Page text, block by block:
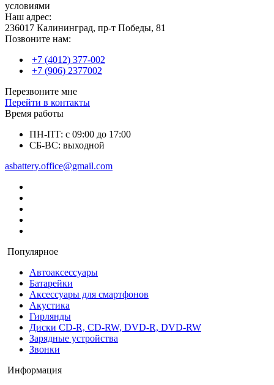
условиями
Наш адрес:
236017 Калининград,​ пр-т Победы, 81
Позвоните нам:
+7 (4012) 377-002
+7 (906) 2377002
Перезвоните мне
Перейти в контакты
Время работы
ПН-ПТ: с 09:00 до 17:00
СБ-ВС: выходной
asbattery.office@gmail.com
Популярное
Автоаксессуары
Батарейки
Аксессуары для смартфонов
Акустика
Гирлянды
Диски CD-R, CD-RW, DVD-R, DVD-RW
Зарядные устройства
Звонки
Информация